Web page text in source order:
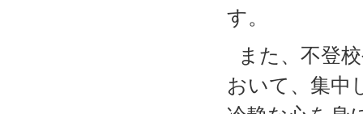
す。
また、不登
おいて、集中